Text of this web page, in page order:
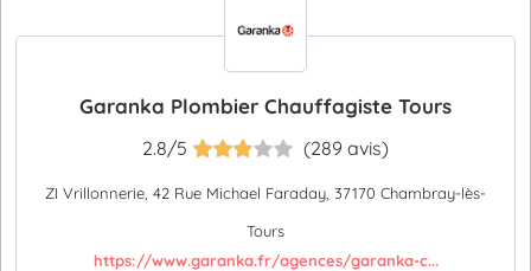
Garanka Plombier Chauffagiste Tours
2.8/5 (289 avis)
ZI Vrillonnerie, 42 Rue Michael Faraday, 37170 Chambray-lès-
Tours
https://www.garanka.fr/agences/garanka-c...